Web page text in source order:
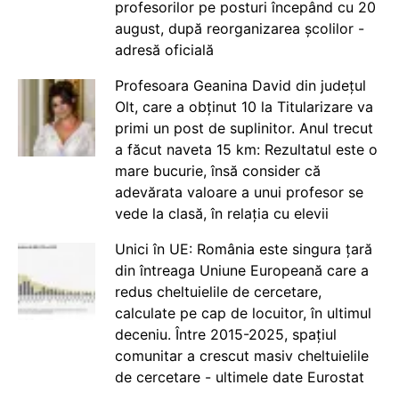
profesorilor pe posturi începând cu 20
august, după reorganizarea școlilor -
adresă oficială
Profesoara Geanina David din județul
Olt, care a obținut 10 la Titularizare va
primi un post de suplinitor. Anul trecut
a făcut naveta 15 km: Rezultatul este o
mare bucurie, însă consider că
adevărata valoare a unui profesor se
vede la clasă, în relația cu elevii
Unici în UE: România este singura țară
din întreaga Uniune Europeană care a
redus cheltuielile de cercetare,
calculate pe cap de locuitor, în ultimul
deceniu. Între 2015-2025, spațiul
comunitar a crescut masiv cheltuielile
de cercetare - ultimele date Eurostat